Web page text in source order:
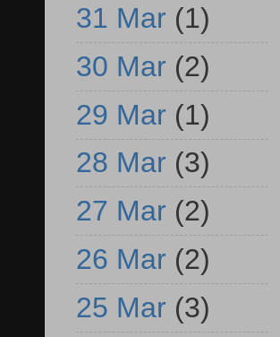
31 Mar (1)
30 Mar (2)
29 Mar (1)
28 Mar (3)
27 Mar (2)
26 Mar (2)
25 Mar (3)